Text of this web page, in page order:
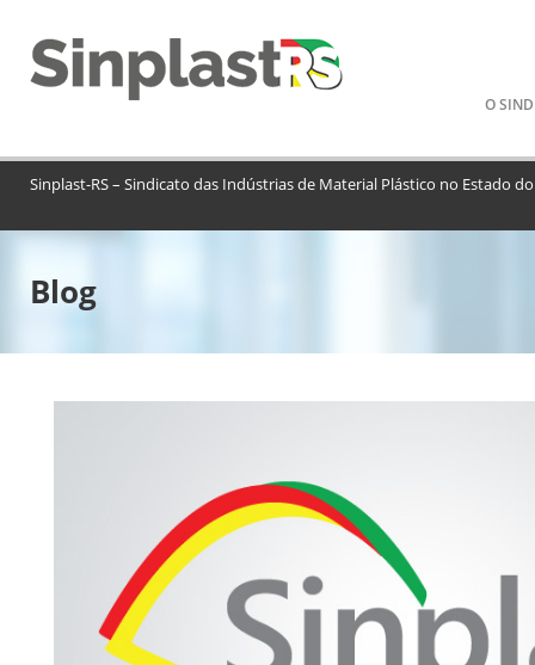
Pular
o
O
Sinplast-RS – Sindicato das Indústrias de Material Plástico no Estado do
Blog